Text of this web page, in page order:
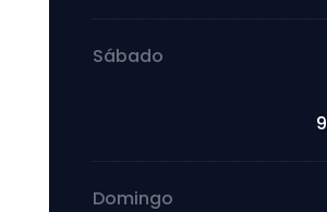
Sábado
Domingo